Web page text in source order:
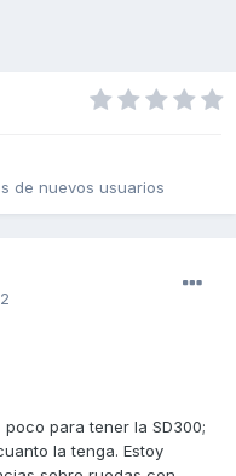
de nuevos usuarios
para tener la SD300;
la tenga. Estoy